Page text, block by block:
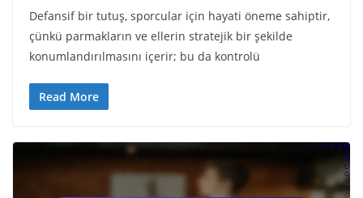
Defansif bir tutuş, sporcular için hayati öneme sahiptir,
çünkü parmakların ve ellerin stratejik bir şekilde
konumlandırılmasını içerir; bu da kontrolü
Read More